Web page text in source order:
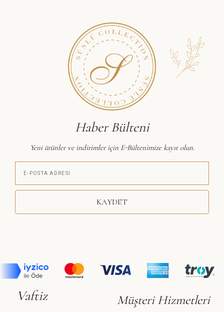
Haber Bülteni
Yeni ürünler ve indirimler için E-Bültenimize kayıt olun.
KAYDET
Vaftiz Müşteri Hizmetleri